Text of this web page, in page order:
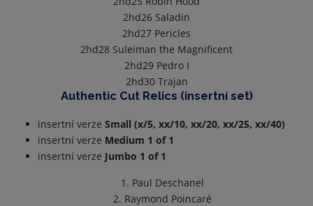
2hd26 Saladin
2hd27 Pericles
2hd28 Suleiman the Magnificent
2hd29 Pedro I
2hd30 Trajan
Authentic Cut Relics (insertní set)
insertní verze Small (x/5, xx/10, xx/20, xx/25, xx/40)
insertní verze Medium 1 of 1
insertní verze Jumbo 1 of 1
1. Paul Deschanel
2. Raymond Poincaré